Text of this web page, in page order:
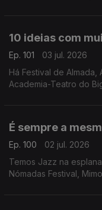
10 ideias com
Ep. 101
03 jul. 2026
Há Festival de
Academia-Teatro do
É sempre a
Ep. 100
02 jul. 2026
Temos Jazz na
Nómadas Festival,